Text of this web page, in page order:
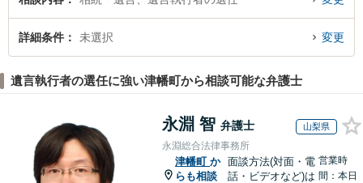
などでお困りの相談者さんにおすすめです。
詳細条件 未選択 変更
遺言執行者の選任に強い津幡町から相談可能な弁護士
永淵 智 弁護士 山梨県
永淵総合法律事務所
津幡町 か
らも相談
面談方法(対面・電
話・ビデオなど)は
営業時
間：本日